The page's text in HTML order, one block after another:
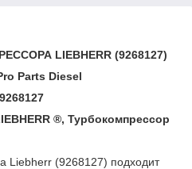
LIEBHERR (9268127)
Parts Diesel
9268127
®, Турбокомпрессор
Liebherr (9268127) подходит